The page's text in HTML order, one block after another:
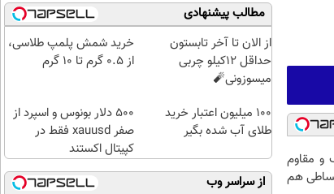
و مقاوم
هم
مطالب پیشنهادی
از الان تا آخر تابستون
حداقل 12کیلو چربی
میسوزونی🧨
خرید شمش پلمپ طلاسی،
از ۰.۵ گرم تا ۱۰ گرم
100 میلیون اعتبار خرید
طلای آب شده بگیر
۵۰۰ دلار بونوس و اسپرد از
صفر xauusd فقط در
کپیتال اکستند
از سراسر وب